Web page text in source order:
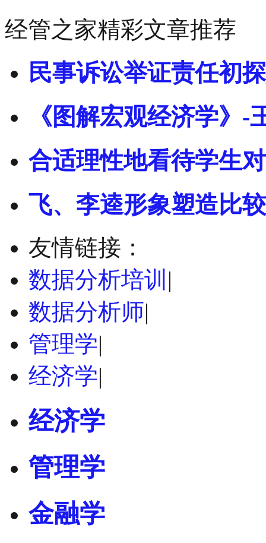
经管之家精彩文章推荐
民事诉讼举证责任初
《图解宏观经济学》-
合适理性地看待学生
飞、李逵形象塑造比
友情链接：
数据分析培训 |
数据分析师|
管理学|
经济学|
经济学
管理学
金融学